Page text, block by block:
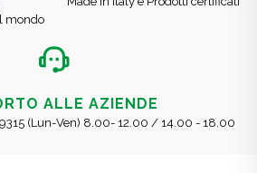
mondo
ALLE AZIENDE
(Lun-Ven) 8.00- 12.00 / 14.00 - 18.00